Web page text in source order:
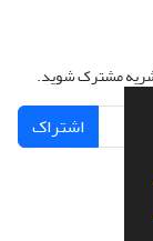
نشریه مشترک شوید.
اشتراک